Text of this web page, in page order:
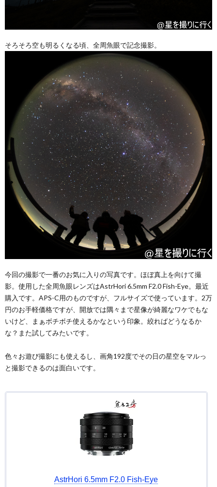
そろそろ空も明るくなる頃、全周魚眼で記念撮影。
今回の撮影で一番のお気に入りの写真です。ほぼ真上を向けて撮
影。使用した全周魚眼レンズはAstrHori 6.5mm F2.0 Fish-Eye。最近
購入です。APS-C用のものですが、フルサイズで使っています。2万
円のお手軽価格ですが、開放では隅々まで星像が綺麗なワケでもな
いけど、まぁボチボチ使えるかなという印象。絞ればどうなるか
な？また試してみたいです。
色々お遊び撮影にも使えるし、画角192度でその日の星空をマルっ
と撮影できるのは面白いです。
AstrHori 6.5mm F2.0 Fish-Eye